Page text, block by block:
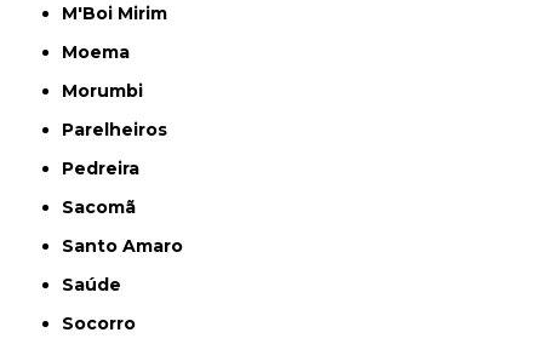
M'Boi Mirim
Moema
Morumbi
Parelheiros
Pedreira
Sacomã
Santo Amaro
Saúde
Socorro